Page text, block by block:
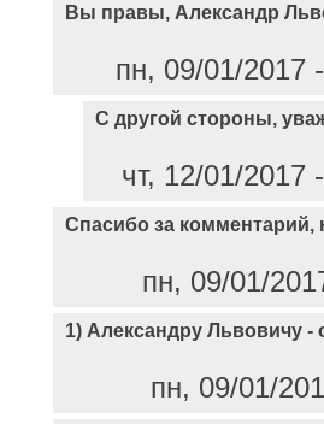
Вы правы, Александр
пн, 09/01/
С другой стороны,
чт, 12/01/
Спасибо за комментарий,
пн, 09/01/
1) Александру Львовичу -
пн, 09/01/